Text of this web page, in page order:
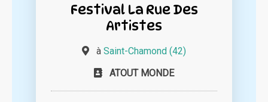
Festival La Rue Des
Artistes
à Saint-Chamond (42)
ATOUT MONDE